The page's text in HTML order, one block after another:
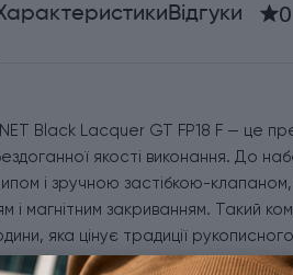
Відгуки 0
Black Lacquer GT FP18 F — це
якості виконання. До
і зручною застібкою-
і магнітним закриванням. Такий
яка цінує традиції